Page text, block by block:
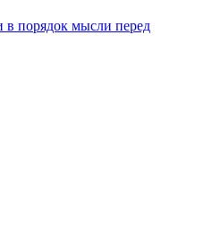
в порядок мысли перед